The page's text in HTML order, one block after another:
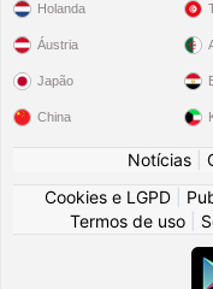
Holanda
Áustria
Japão
China
Notícias
Cookies e LGPD
Termos de uso